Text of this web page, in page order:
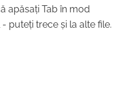
apăsați Tab în mod
puteți trece și la alte file.